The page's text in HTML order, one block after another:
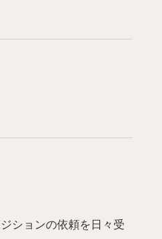
ションの依頼を日々受